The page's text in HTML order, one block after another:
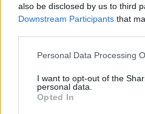
also be disclosed by us to third
Downstream Participants that
Personal Data Processing
I want to opt-out of the
personal data.
Opted In